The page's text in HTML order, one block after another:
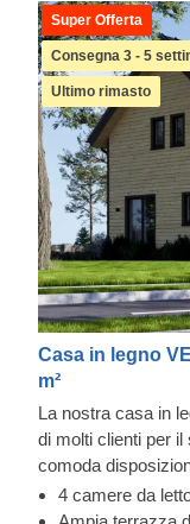
Super Offerta
Consegna 3 - 5
Ultimo rimasto
Casa in legno
m²
La nostra casa in
di molti clienti per
comoda
membro della
privacy. Un altro
4 camere da